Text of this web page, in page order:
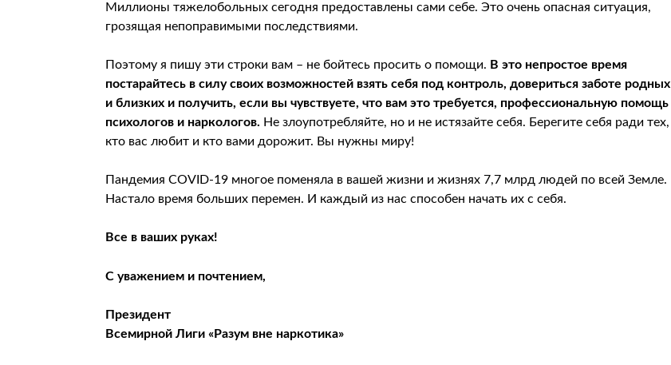
Миллионы тяжелобольных сегодня предоставлены сами себе. Это очень опасная ситуация,
грозящая непоправимыми последствиями.
Поэтому я пишу эти строки вам – не бойтесь просить о помощи. В это непростое время
постарайтесь в силу своих возможностей взять себя под контроль, довериться заботе родных
и близких и получить, если вы чувствуете, что вам это требуется, профессиональную помощь
психологов и наркологов. Не злоупотребляйте, но и не истязайте себя. Берегите себя ради тех,
кто вас любит и кто вами дорожит. Вы нужны миру!
Пандемия COVID-19 многое поменяла в вашей жизни и жизнях 7,7 млрд людей по всей Земле.
Настало время больших перемен. И каждый из нас способен начать их с себя.
Все в ваших руках!
С уважением и почтением,
Президент
Всемирной Лиги «Разум вне наркотика»